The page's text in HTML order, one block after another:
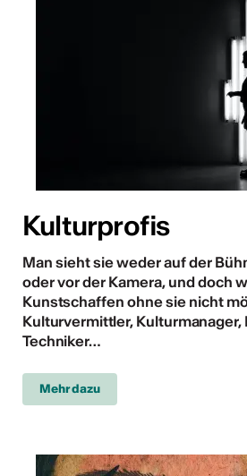
Kulturprofis
Man sieht sie weder auf der
oder vor der Kamera, und doch
Kunstschaffen ohne sie nicht
Kulturvermittler, Kulturmanager,
Techniker…
Mehr dazu